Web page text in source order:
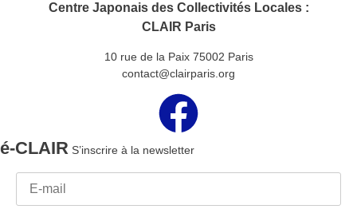
Centre Japonais des Collectivités Locales :
CLAIR Paris
10 rue de la Paix 75002 Paris
contact@clairparis.org
é-CLAIR S’inscrire à la newsletter